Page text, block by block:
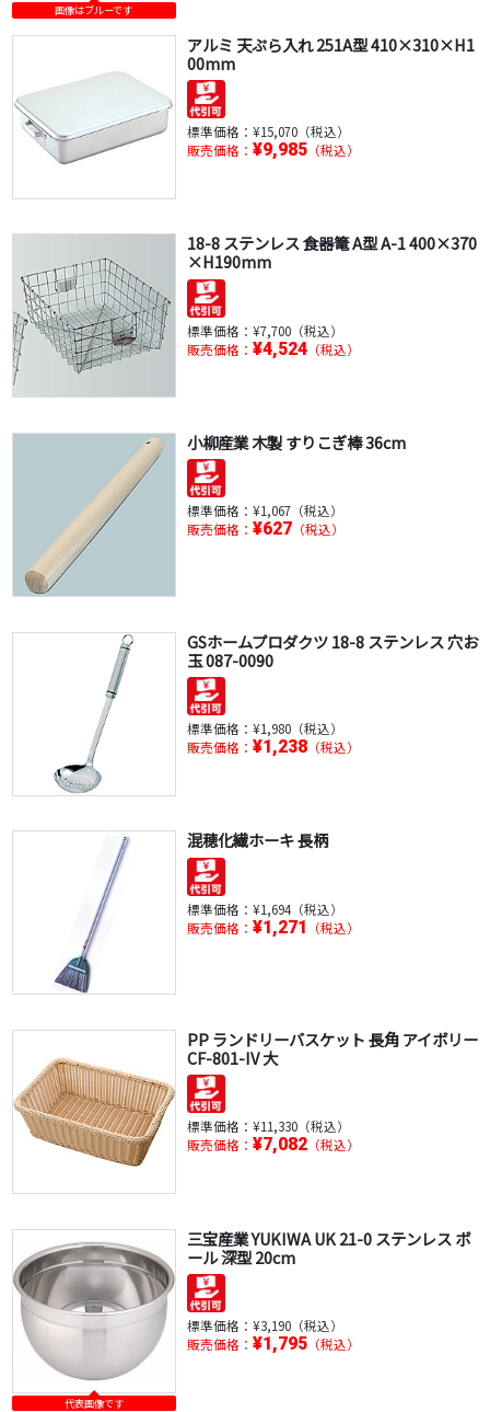
画像はブルーです
アルミ 天ぷら入れ 251A型 410×310×H1
00mm
標準価格： ¥15,070（税込）
販売価格： ¥9,985（税込）
18-8 ステンレス 食器篭 A型 A-1 400×370
×H190mm
標準価格： ¥7,700（税込）
販売価格： ¥4,524（税込）
小柳産業 木製 すりこぎ棒 36cm
標準価格： ¥1,067（税込）
販売価格： ¥627（税込）
GSホームプロダクツ 18-8 ステンレス 穴お
玉 087-0090
標準価格： ¥1,980（税込）
販売価格： ¥1,238（税込）
混穂化繊ホーキ 長柄
標準価格： ¥1,694（税込）
販売価格： ¥1,271 （税込）
PP ランドリーバスケット 長角 アイボリー
CF-801-IV 大
標準価格： ¥11,330（税込）
販売価格： ¥7,082（税込）
代表画像です
三宝産業 YUKIWA UK 21-0 ステンレス ボ
ール 深型 20cm
標準価格： ¥3,190（税込）
販売価格： ¥1,795（税込）